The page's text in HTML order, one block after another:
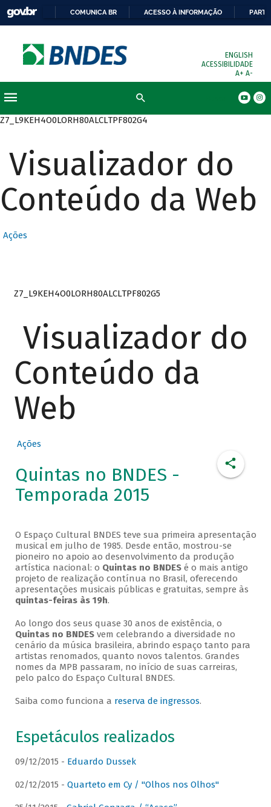
COMUNICA BR ACESSO À INFORMAÇÃO
ENGLISH
ACESSIBILIDADE
A+ A-
Z7_L9KEH4O0LORH80ALCLTPF802G4
Visualizador do
Conteúdo da Web
Ações
Z7_L9KEH4O0LORH80ALCLTPF802G5
Visualizador do
Conteúdo da
Web
Ações
Quintas no BNDES -
Temporada 2015
O Espaço Cultural BNDES teve sua primeira apresentação
musical em julho de 1985. Desde então, mostrou-se
pioneiro no apoio ao desenvolvimento da produção
artística nacional: o Quintas no BNDESé o mais antigo
projeto de realização contínua no Brasil, oferecendo
apresentações musicais públicas e gratuitas, sempre às
quintas-feiras às 19h.
Ao longo dos seus quase 30 anos de existência, o
Quintas no BNDESvem celebrando a diversidade no
cenário da música brasileira, abrindo espaço tanto para
artistas renomados, quanto novos talentos. Grandes
nomes da MPB passaram, no início de suas carreiras,
pelo palco do Espaço Cultural BNDES.
Saiba como funciona a reserva de ingressos.
Espetáculos realizados
09/12/2015 - Eduardo Dussek
02/12/2015 - Quarteto em Cy / "Olhos nos Olhos"